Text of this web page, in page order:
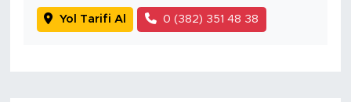
Yol Tarifi Al 0 (382) 351 48 38